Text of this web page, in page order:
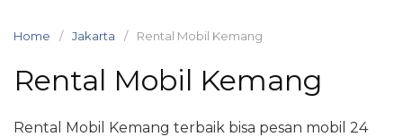
Home Jakarta Rental Mobil Kemang
Rental Mobil Kemang
Rental Mobil Kemang terbaik bisa pesan mobil 24